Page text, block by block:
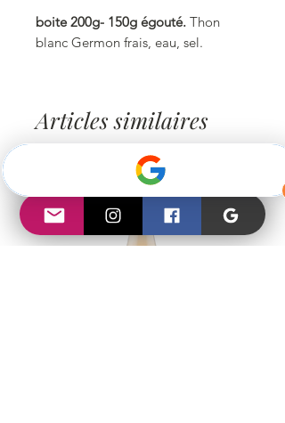
boite 200g- 150g égouté. Thon
blanc Germon frais, eau, sel.
Articles similaires